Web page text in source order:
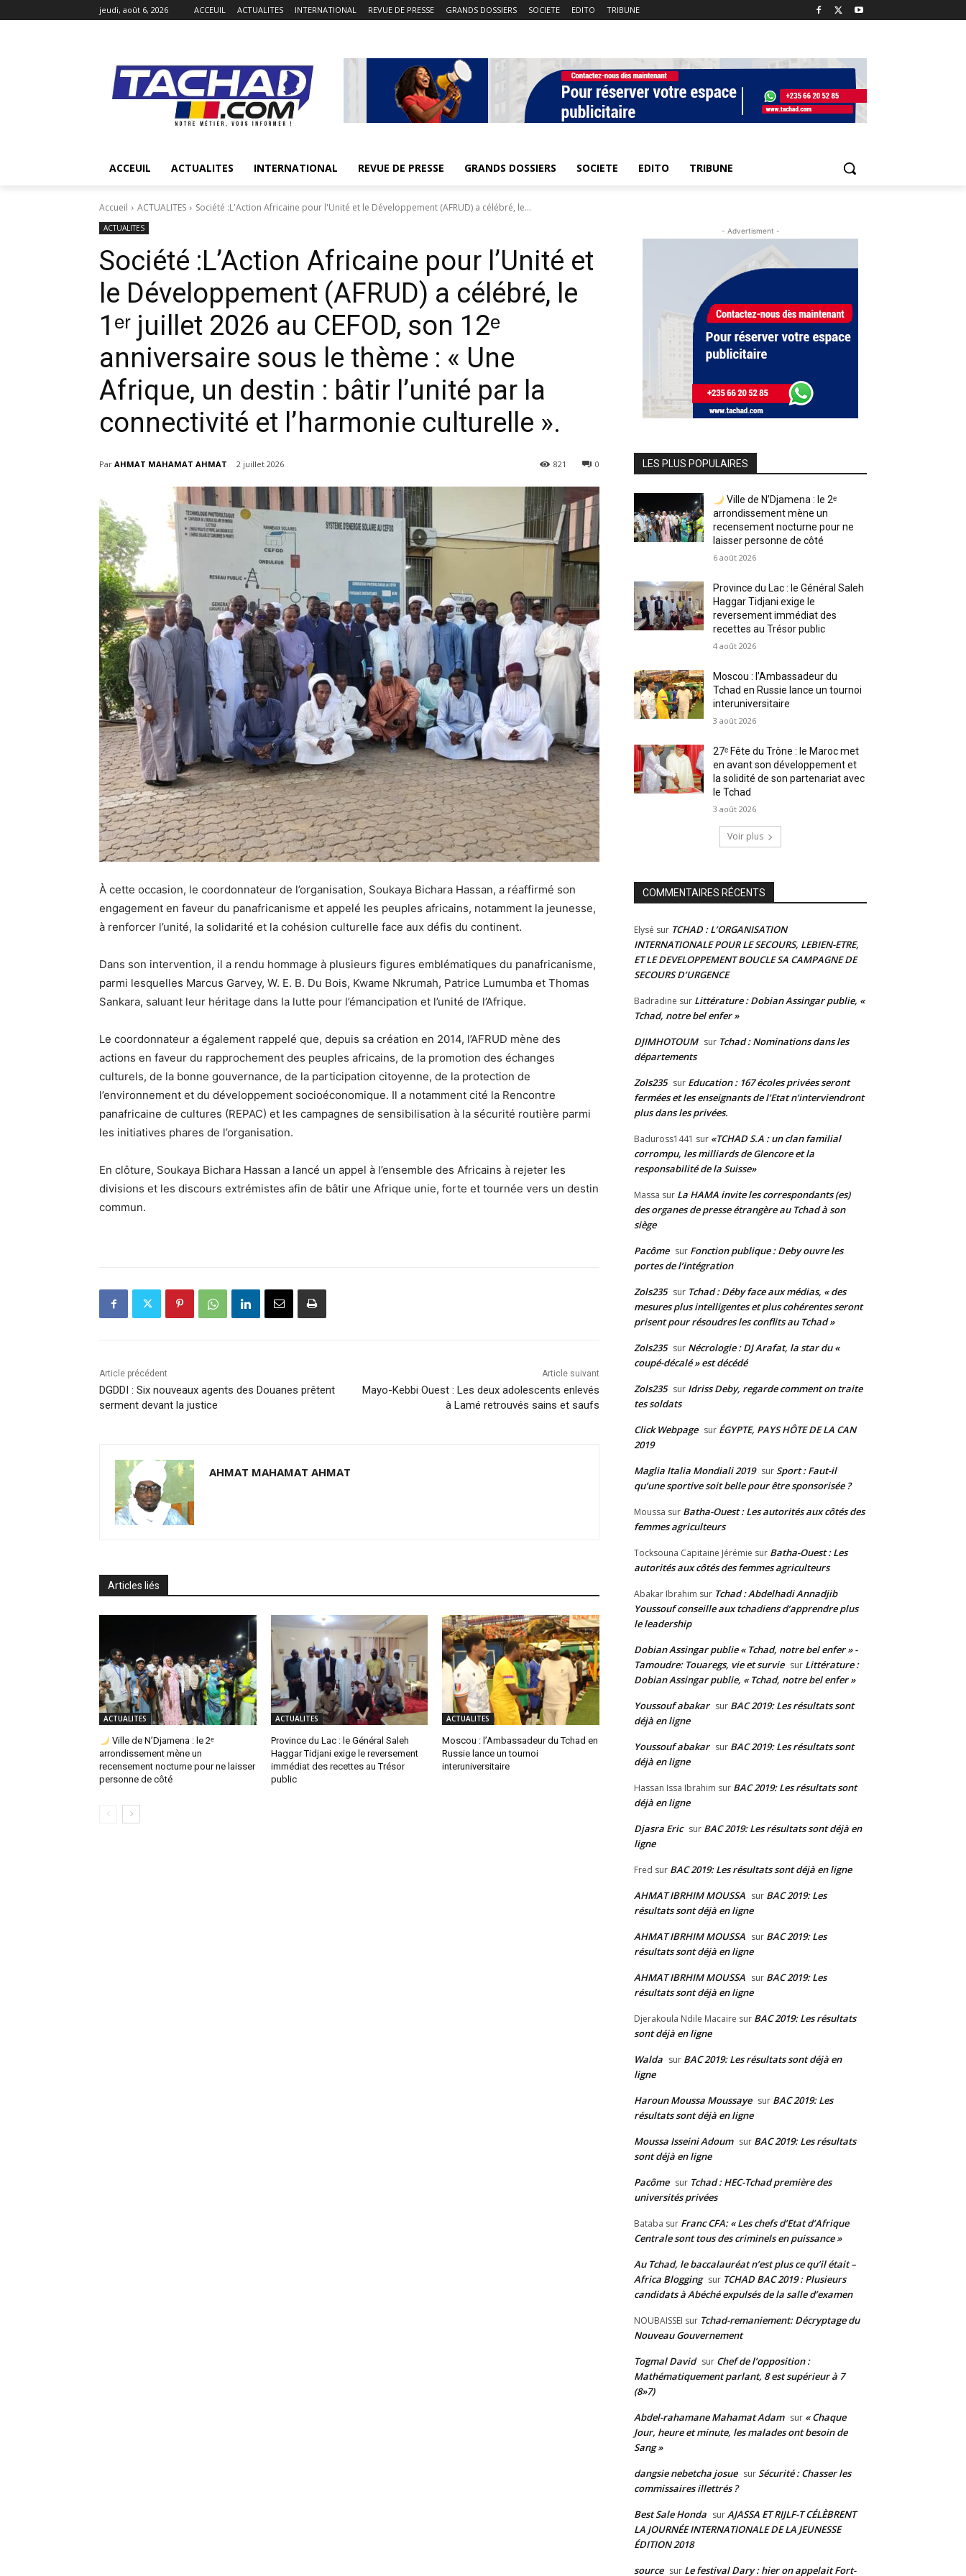
jeudi, août 6, 2026 ACCEUIL ACTUALITES INTERNATIONAL REVUE DE PRESSE GRANDS DOSSIERS SOCIETE EDITO TRIBUNE
ACCEUIL ACTUALITES INTERNATIONAL REVUE DE PRESSE GRANDS DOSSIERS SOCIETE EDITO TRIBUNE
Accueil ACTUALITES Société :L'Action Africaine pour l'Unité et le Développement (AFRUD) a célébré, le...
ACTUALITES
Société :L’Action Africaine pour l’Unité et
le Développement (AFRUD) a célébré, le
1ᵉʳ juillet 2026 au CEFOD, son 12ᵉ
anniversaire sous le thème : « Une
Afrique, un destin : bâtir l’unité par la
connectivité et l’harmonie culturelle ».
Par AHMAT MAHAMAT AHMAT 2 juillet 2026 0
821
À cette occasion, le coordonnateur de l’organisation, Soukaya Bichara Hassan, a réaffirmé son
engagement en faveur du panafricanisme et appelé les peuples africains, notamment la jeunesse,
à renforcer l’unité, la solidarité et la cohésion culturelle face aux défis du continent.
Dans son intervention, il a rendu hommage à plusieurs figures emblématiques du panafricanisme,
parmi lesquelles Marcus Garvey, W. E. B. Du Bois, Kwame Nkrumah, Patrice Lumumba et Thomas
Sankara, saluant leur héritage dans la lutte pour l’émancipation et l’unité de l’Afrique.
Le coordonnateur a également rappelé que, depuis sa création en 2014, l’AFRUD mène des
actions en faveur du rapprochement des peuples africains, de la promotion des échanges
culturels, de la bonne gouvernance, de la participation citoyenne, de la protection de
l’environnement et du développement socioéconomique. Il a notamment cité la Rencontre
panafricaine de cultures (REPAC) et les campagnes de sensibilisation à la sécurité routière parmi
les initiatives phares de l’organisation.
En clôture, Soukaya Bichara Hassan a lancé un appel à l’ensemble des Africains à rejeter les
divisions et les discours extrémistes afin de bâtir une Afrique unie, forte et tournée vers un destin
commun.
Article précédent
DGDDI : Six nouveaux agents des Douanes prêtent
serment devant la justice
Article suivant
Mayo-Kebbi Ouest : Les deux adolescents enlevés
à Lamé retrouvés sains et saufs
AHMAT MAHAMAT AHMAT
Articles liés
ACTUALITES
Ville de N’Djamena : le 2ᵉ
arrondissement mène un
recensement nocturne pour ne laisser
personne de côté
ACTUALITES
Province du Lac : le Général Saleh
Haggar Tidjani exige le reversement
immédiat des recettes au Trésor
public
ACTUALITES
Moscou : l’Ambassadeur du Tchad en
Russie lance un tournoi
interuniversitaire
- Advertisment -
LES PLUS POPULAIRES
Ville de N’Djamena : le 2ᵉ
arrondissement mène un
recensement nocturne pour ne
laisser personne de côté
6 août 2026
Province du Lac : le Général Saleh
Haggar Tidjani exige le
reversement immédiat des
recettes au Trésor public
4 août 2026
Moscou : l’Ambassadeur du
Tchad en Russie lance un tournoi
interuniversitaire
3 août 2026
27ᵉ Fête du Trône : le Maroc met
en avant son développement et
la solidité de son partenariat avec
le Tchad
3 août 2026
Voir plus
COMMENTAIRES RÉCENTS
Elysé sur TCHAD : L’ORGANISATION
INTERNATIONALE POUR LE SECOURS, LEBIEN-ETRE,
ET LE DEVELOPPEMENT BOUCLE SA CAMPAGNE DE
SECOURS D’URGENCE
Badradine sur Littérature : Dobian Assingar publie, «
Tchad, notre bel enfer »
DJIMHOTOUM sur Tchad : Nominations dans les
départements
Zols235 sur Education : 167 écoles privées seront
fermées et les enseignants de l’Etat n’interviendront
plus dans les privées.
Baduross1441 sur «TCHAD S.A : un clan familial
corrompu, les milliards de Glencore et la
responsabilité de la Suisse»
Massa sur La HAMA invite les correspondants (es)
des organes de presse étrangère au Tchad à son
siège
Pacôme sur Fonction publique : Deby ouvre les
portes de l’intégration
Zols235 sur Tchad : Déby face aux médias, « des
mesures plus intelligentes et plus cohérentes seront
prisent pour résoudres les conflits au Tchad »
Zols235 sur Nécrologie : DJ Arafat, la star du «
coupé-décalé » est décédé
Zols235 sur Idriss Deby, regarde comment on traite
tes soldats
Click Webpage sur ÉGYPTE, PAYS HÔTE DE LA CAN
2019
Maglia Italia Mondiali 2019 surSport : Faut-il
qu’une sportive soit belle pour être sponsorisée ?
Moussa sur Batha-Ouest : Les autorités aux côtés des
femmes agriculteurs
Tocksouna Capitaine Jérémie sur Batha-Ouest : Les
autorités aux côtés des femmes agriculteurs
Abakar Ibrahim sur Tchad : Abdelhadi Annadjib
Youssouf conseille aux tchadiens d’apprendre plus
le leadership
Dobian Assingar publie « Tchad, notre bel enfer » -
Tamoudre: Touaregs, vie et survie sur Littérature :
Dobian Assingar publie, « Tchad, notre bel enfer »
Youssouf abakar sur BAC 2019: Les résultats sont
déjà en ligne
Youssouf abakar sur BAC 2019: Les résultats sont
déjà en ligne
Hassan Issa Ibrahim sur BAC 2019: Les résultats sont
déjà en ligne
Djasra Eric sur BAC 2019: Les résultats sont déjà en
ligne
Fred sur BAC 2019: Les résultats sont déjà en ligne
AHMAT IBRHIM MOUSSA sur BAC 2019: Les
résultats sont déjà en ligne
AHMAT IBRHIM MOUSSA sur BAC 2019: Les
résultats sont déjà en ligne
AHMAT IBRHIM MOUSSA sur BAC 2019: Les
résultats sont déjà en ligne
Djerakoula Ndile Macaire sur BAC 2019: Les résultats
sont déjà en ligne
Walda sur BAC 2019: Les résultats sont déjà en
ligne
Haroun Moussa Moussaye sur BAC 2019: Les
résultats sont déjà en ligne
Moussa Isseini Adoum sur BAC 2019: Les résultats
sont déjà en ligne
Pacôme sur Tchad : HEC-Tchad première des
universités privées
Bataba sur Franc CFA: « Les chefs d’Etat d’Afrique
Centrale sont tous des criminels en puissance »
Au Tchad, le baccalauréat n’est plus ce qu’il était –
Africa Blogging sur TCHAD BAC 2019 : Plusieurs
candidats à Abéché expulsés de la salle d’examen
NOUBAISSEI sur Tchad-remaniement: Décryptage du
Nouveau Gouvernement
Togmal David sur Chef de l’opposition :
Mathématiquement parlant, 8 est supérieur à 7
(8»7)
Abdel-rahamane Mahamat Adam sur « Chaque
Jour, heure et minute, les malades ont besoin de
Sang »
dangsie nebetcha josue surSécurité : Chasser les
commissaires illettrés ?
Best Sale Honda surAJASSA ET RIJLF-T CÉLÈBRENT
LA JOURNÉE INTERNATIONALE DE LA JEUNESSE
ÉDITION 2018
source sur Le festival Dary : hier on appelait Fort-